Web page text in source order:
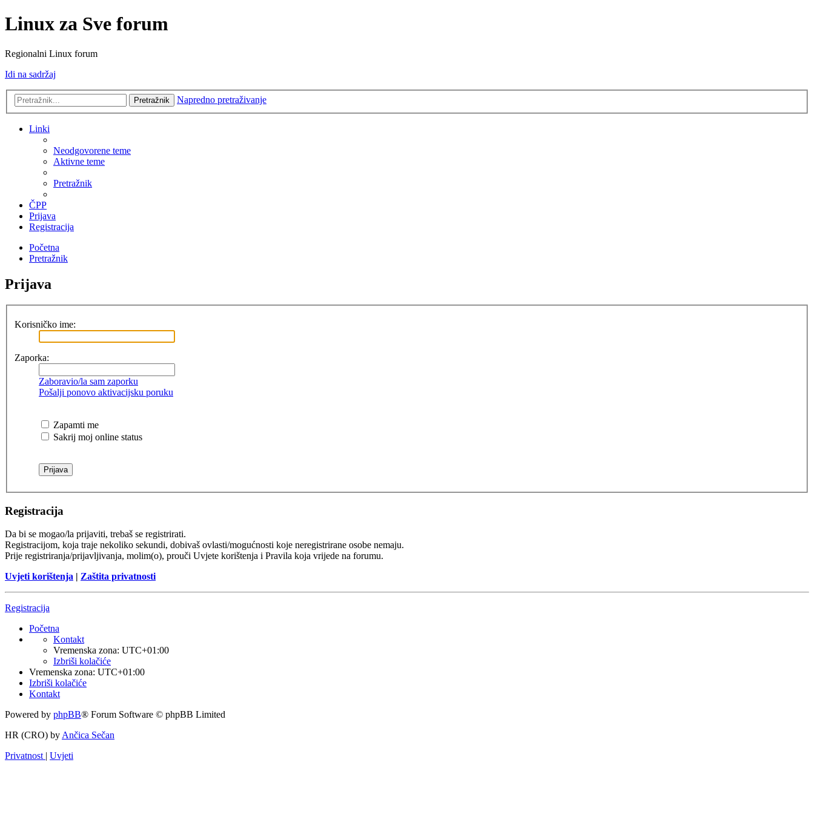
Linux za Sve forum
Regionalni Linux forum
Idi na sadržaj
Pretražnik Napredno pretraživanje
Linki
Neodgovorene teme
Aktivne teme
Pretražnik
ČPP
Prijava
Registracija
Početna
Pretražnik
Prijava
Korisničko ime:
Zaporka:
Zaboravio/la sam zaporku
Pošalji ponovo aktivacijsku poruku
Zapamti me
Sakrij moj online status
Registracija
Da bi se mogao/la prijaviti, trebaš se registrirati.
Registracijom, koja traje nekoliko sekundi, dobivaš ovlasti/mogućnosti koje neregistrirane osobe nemaju.
Prije registriranja/prijavljivanja, molim(o), prouči Uvjete korištenja i Pravila koja vrijede na forumu.
Uvjeti korištenja | Zaštita privatnosti
Registracija
Početna
Kontakt
Vremenska zona: UTC+01:00
Izbriši kolačiće
Vremenska zona: UTC+01:00
Izbriši kolačiće
Kontakt
Powered by phpBB® Forum Software © phpBB Limited
HR (CRO) by Ančica Sečan
Privatnost | Uvjeti